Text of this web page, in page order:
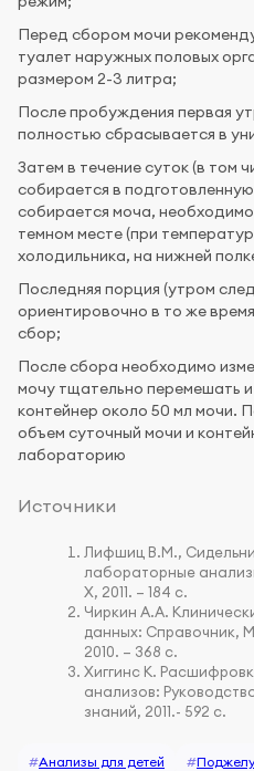
Перед сбором мочи
туалет наружных половых
размером 2-3 литра;
После пробуждения первая
полностью сбрасывается в
Затем в течение суток (в том
собирается в
собирается моча,
темном месте (при
холодильника, на нижней
Последняя порция (утром
ориентировочно в то же
сбор;
После сбора необходимо
мочу тщательно перемешать и
контейнер около 50 мл мочи.
объем суточный мочи и
лабораторию
Источники
Лифшиц В.М.,
лабораторные
Х, 2011. – 184 с.
Чиркин А.А.
данных: Справочник,
2010. – 368 с.
Хиггинс К.
анализов:
знаний, 2011.- 592 с.
#Анализы для детей #